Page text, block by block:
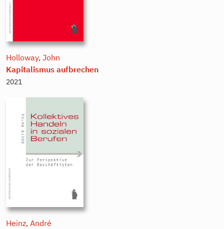
Holloway, John
Kapitalismus aufbrechen
2021
Heinz, André